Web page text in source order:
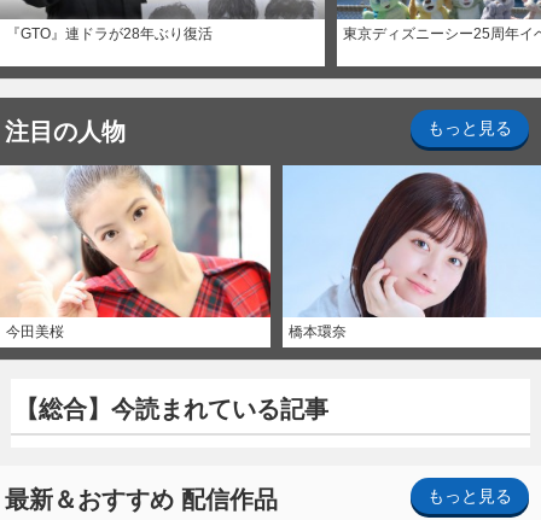
『GTO』連ドラが28年ぶり復活 東京ディズニーシー25周年イ
注目の人物 もっと見る
今田美桜 橋本環奈
【総合】今読まれている記事
最新＆おすすめ 配信作品 もっと見る